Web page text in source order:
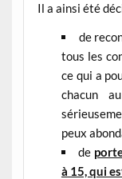
Il a ainsi été
de
tous les
ce qui a
chacun
peux
de
à 15, qui